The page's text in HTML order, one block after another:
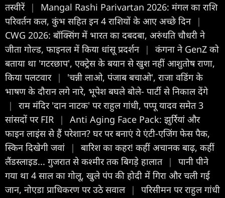
तस्वीरें |
Mangal Rashi Parivartan 2026: मंगल का राशि
परिवर्तन कल, कुंभ सहित इन 4 राशियों के आए अच्छे दिन |
CWG 2026: बॉक्सिंग में भारत का दबदबा, अरुंधति चौधरी ने
जीता गोल्ड, फाइनल में किया धांसू प्रदर्शन |
कंगना ने GenZ को
बताया था 'गटरछाप', एक्ट्रेस के बयान से खुश नहीं आशुतोष राणा,
किया पलटवार |
'चन्नी लाओ, पंजाब बचाओ', राजा वडिंग के
भाषण के दौरान लगे नारे, भूपेश बघले बोले- पार्टी से निकाल देंगे
|
राम मंदिर 'दान नाटक' पर राहुल गांधी, पप्पू यादव समेत 3
सांसदों पर FIR
|
Anti Aging Face Pack: झुर्रियां और
फाइन लाइंस से हैं परेशान? घर पर बनाएं ये एंटी-एजिंग फेस पैक,
स्किन दिखेगी जवां
|
बारिश का कहर! कहीं अचानक बाढ़, कहीं
लैंडस्लाइड... गुजरात से कश्मीर तक बिगड़े हालात |
पानी पीने
गया था 4 साल का गोलू, खुले पंप की होदी में गिरा और चली गई
जान, नोएडा प्राधिकरण पर उठे सवाल |
परिसीमन पर राहुल गांधी